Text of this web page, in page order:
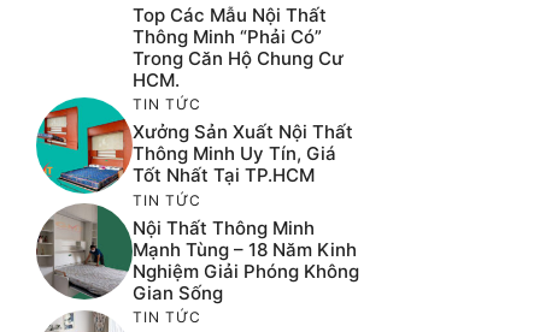
Top Các Mẫu Nội Thất
Thông Minh “phải Có”
Trong Căn Hộ Chung Cư
HCM.
TIN TỨC
Xưởng Sản Xuất Nội Thất
Thông Minh Uy Tín, Giá
Tốt Nhất Tại TP.HCM
TIN TỨC
Nội Thất Thông Minh
Mạnh Tùng – 18 Năm Kinh
Nghiệm Giải Phóng Không
Gian Sống
TIN TỨC